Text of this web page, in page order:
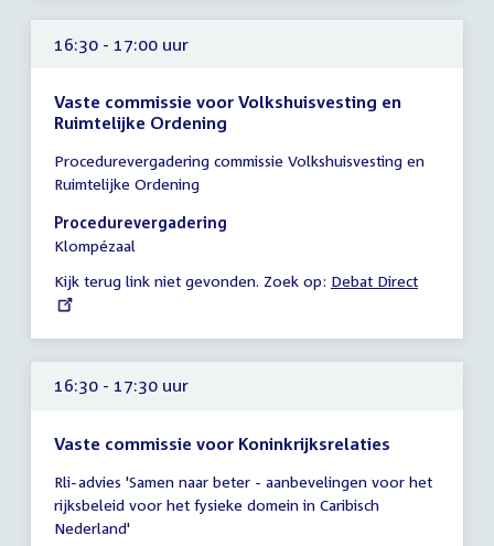
16:30 - 17:00 uur
Vaste commissie voor Volkshuisvesting en
Ruimtelijke Ordening
vergadering
16:30
-
17:00
Procedurevergadering commissie Volkshuisvesting en
Ruimtelijke Ordening
Procedurevergadering
Klompézaal
Kijk terug link niet gevonden. Zoek op: External
Debat Direct
16:30 - 17:30 uur
Vaste commissie voor Koninkrijksrelaties
vergadering
16:30
-
Rli-advies 'Samen naar beter - aanbevelingen voor het
rijksbeleid voor het fysieke domein in Caribisch
Nederland'